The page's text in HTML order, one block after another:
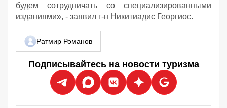
будем сотрудничать со специализированными
изданиями», - заявил г-н Никитиадис Георгиос.
Ратмир Романов
Подписывайтесь на новости туризма